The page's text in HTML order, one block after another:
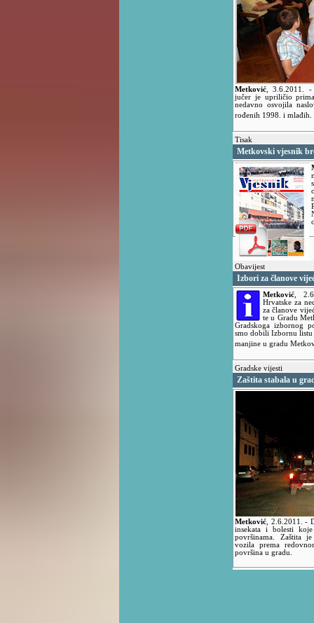
Metković ,3.6.2011. -
jučer je upriličio
nedavno osvojila
rođenih 1998. i mlađih.
Tisak
Metkovski vjesnik
Obavijest
Izbori za članove
Metković
Hrvatske za
za članove
te u Gradu
Gradskoga izbornog
smo dobili Izbornu listu
manjine u gradu
Gradske vijesti
Zaštita stabala u
Metković 2.6.2011.-
insekata i bolesti
površinama. Zaštita
vozila prema
površina u gradu.